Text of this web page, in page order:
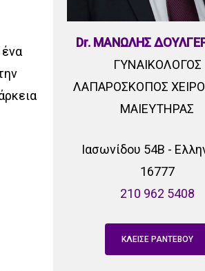
Dr. ΜΑΝΩΛΗΣ
ΓΥΝΑΙΚΟΛΟΓΟΣ
ΛΑΠΑΡΟΣΚΟΠΟΣ
ΜΑΙΕΥΤΗΡΑΣ
Ιασωνίδου 54Β -
16777
210 962 5408
ΚΛΕΙΣΕ ΡΑΝΤΕΒΟΥ